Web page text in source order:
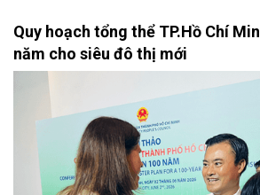
Quy hoạch tổng thể TP.Hồ Chí
năm cho siêu đô thị mới